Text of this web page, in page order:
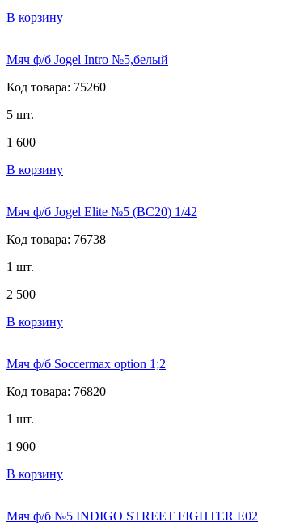
В корзину
Мяч ф/б Jogel Intro №5,белый
Код товара: 75260
5 шт.
1 600
В корзину
Мяч ф/б Jogel Elite №5 (BC20) 1/42
Код товара: 76738
1 шт.
2 500
В корзину
Мяч ф/б Soccermax option 1;2
Код товара: 76820
1 шт.
1 900
В корзину
Мяч ф/б №5 INDIGO STREET FIGHTER E02